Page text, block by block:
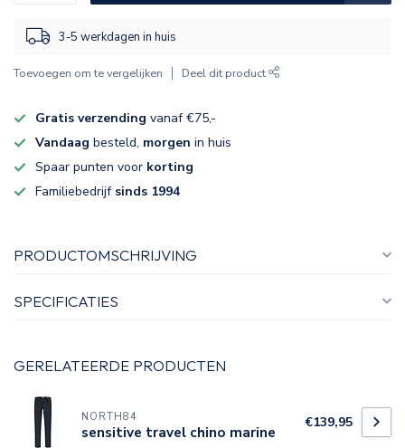
3-5 werkdagen in huis
Toevoegen om te vergelijken Deel dit product
Gratis verzending vanaf €75,-
Vandaag besteld, morgen in huis
Spaar punten voor korting
Familiebedrijf sinds 1994
PRODUCTOMSCHRIJVING
SPECIFICATIES
GERELATEERDE PRODUCTEN
NORTH84
sensitive travel chino marine €139,95